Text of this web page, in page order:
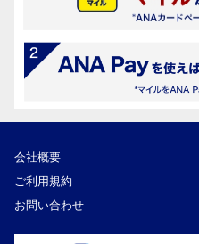
会社概要
ご利用規約
お問い合わせ